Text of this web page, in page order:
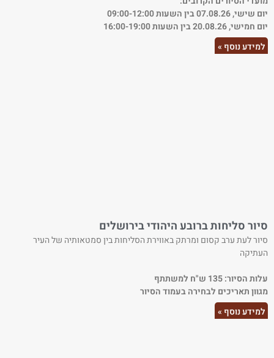
יום שישי, 07.08.26 בין השעות 09:00-12:00
יום חמישי, 20.08.26 בין השעות 16:00-19:00
למידע נוסף »
סיור סליחות ברובע היהודי בירושלים
סיור לעת ערב קסום ומרתק באווירת הסליחות בין סמטאותיה של העיר
העתיקה
עלות הסיור: 135 ש"ח למשתתף
מגוון תאריכים לבחירה בעמוד הסיור
למידע נוסף »